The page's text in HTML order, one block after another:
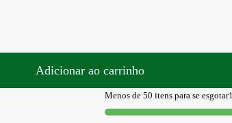
Adicionar ao carrinho
Menos de 50 itens para se esgotar1